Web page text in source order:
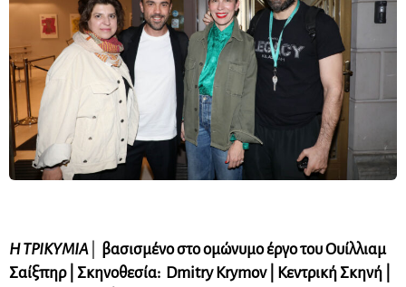
Η ΤΡΙΚΥΜΙΑ| βασισμένο στο ομώνυμο έργο του Ουίλλιαμ
Σαίξπηρ | Σκηνοθεσία: Dmitry Krymov | Κεντρική Σκηνή |